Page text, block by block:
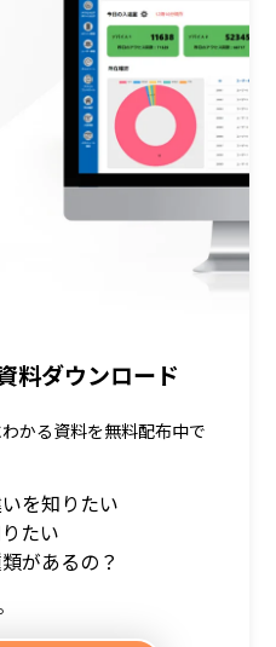
料ダウンロード
かる資料を無料配布中で
を知りたい
たい
があるの？